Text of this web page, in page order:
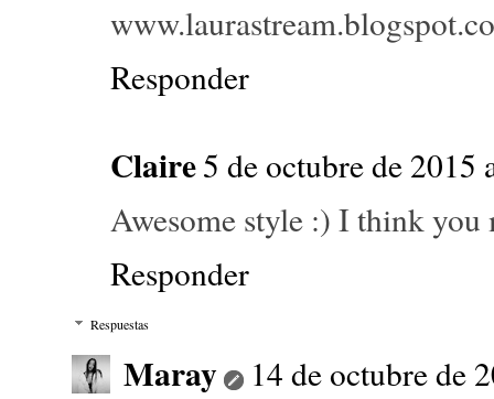
Responder
Claire5 de octubre de 2015
Awesome style :) I think you
Responder
Respuestas
Maray
14 de octubre de